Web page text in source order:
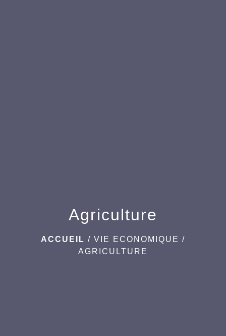
Agriculture
ACCUEIL / VIE ECONOMIQUE /
AGRICULTURE